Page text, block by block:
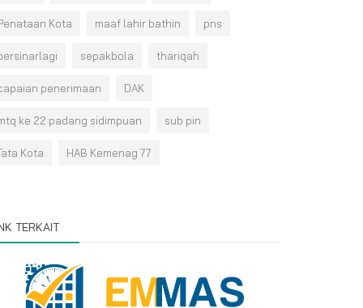
Kota maaf lahir bathin pns
sepakbola thariqah
penerimaan DAK
ke 22 padang sidimpuan sub pin
Kota HAB Kemenag 77
TERKAIT